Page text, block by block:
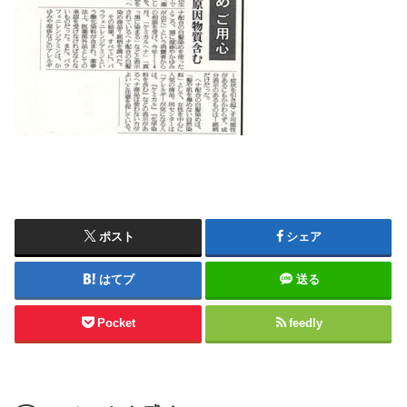
ポスト シェア
はてブ 送る
Pocket feedly